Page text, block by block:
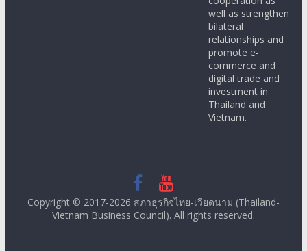
well as strengthen
bilateral
relationships and
promote e-
commerce and
digital trade and
investment in
Thailand and
Vietnam.
Copyright © 2017-2026 สภาธุรกิจไทย-เวียดนาม (Thailand-
Vietnam Business Council). All rights reserved.